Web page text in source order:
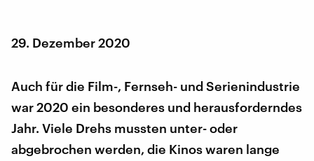
29. Dezember 2020
Auch für die Film-, Fernseh- und Serienindustrie
war 2020 ein besonderes und herausforderndes
Jahr. Viele Drehs mussten unter- oder
abgebrochen werden, die Kinos waren lange